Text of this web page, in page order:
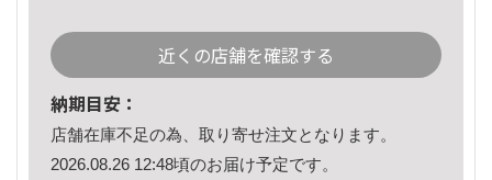
近くの店舗を確認する
納期目安：
店舗在庫不足の為、取り寄せ注文となります。
2026.08.26 12:48頃のお届け予定です。